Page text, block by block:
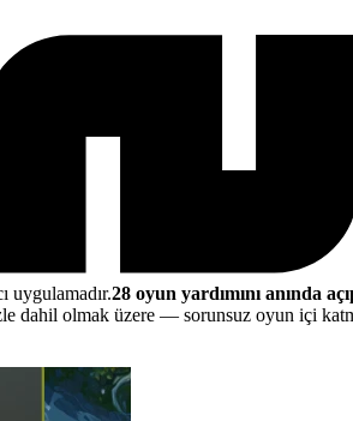
uygulamadır.28 oyun yardımını anında
dahil olmak üzere — sorunsuz oyun içi